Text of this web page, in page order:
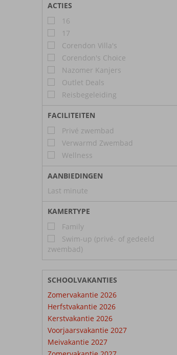
ACTIES
16
17
Corendon Villa's
Corendon's Choice
Nazomer Kanjers
Outlet Deals
Reisbegeleiding
FACILITEITEN
Privé zwembad
Verwarmd Zwembad
Wellness
AANBIEDINGEN
Last minute
KAMERTYPE
Family
Swim-up (privé- of gedeeld
zwembad)
SCHOOLVAKANTIES
Zomervakantie 2026
Herfstvakantie 2026
Kerstvakantie 2026
Voorjaarsvakantie 2027
Meivakantie 2027